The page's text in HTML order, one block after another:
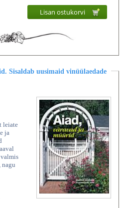
Lisan ostukorvi
Sisaldab uusimaid vinüülaedade
leiate
ja
nagu